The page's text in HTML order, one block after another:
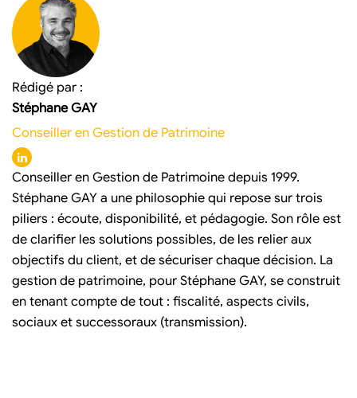
Rédigé par :
Stéphane GAY
Conseiller en Gestion de Patrimoine
Conseiller en Gestion de Patrimoine depuis 1999.
Stéphane GAY a une philosophie qui repose sur trois
piliers : écoute, disponibilité, et pédagogie. Son rôle est
de clarifier les solutions possibles, de les relier aux
objectifs du client, et de sécuriser chaque décision. La
gestion de patrimoine, pour Stéphane GAY, se construit
en tenant compte de tout : fiscalité, aspects civils,
sociaux et successoraux (transmission).